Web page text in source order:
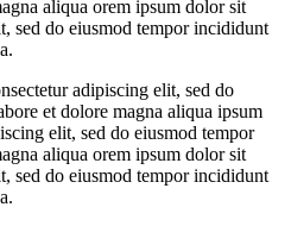
aliqua orem ipsum dolor sit
sed do eiusmod tempor incididunt
adipiscing elit, sed do
et dolore magna aliqua ipsum
elit, sed do eiusmod tempor
aliqua orem ipsum dolor sit
sed do eiusmod tempor incididunt